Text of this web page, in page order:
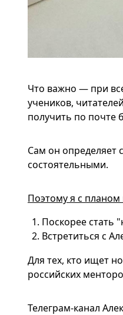
Что важно — при
учеников,
получить по почте
Сам он определяет
состоятельными.
Поэтому я с
Поскорее стать
Встретиться с
Для тех, кто ищет
российских
Телеграм-канал